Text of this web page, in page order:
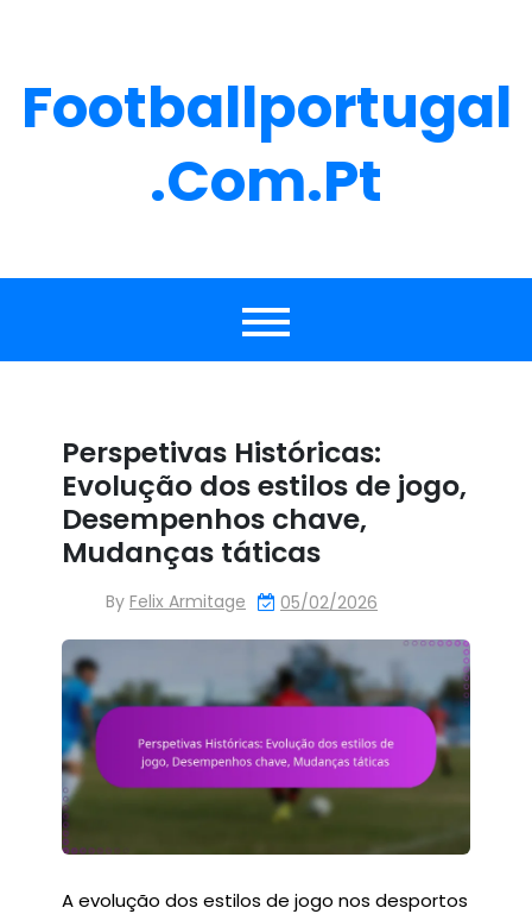
Footballportugal
.com.pt
Perspetivas Históricas:
Evolução dos estilos de jogo,
Desempenhos chave,
Mudanças táticas
By Felix Armitage 05/02/2026
A evolução dos estilos de jogo nos desportos